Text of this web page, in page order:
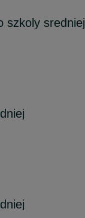
szkoly sredniej